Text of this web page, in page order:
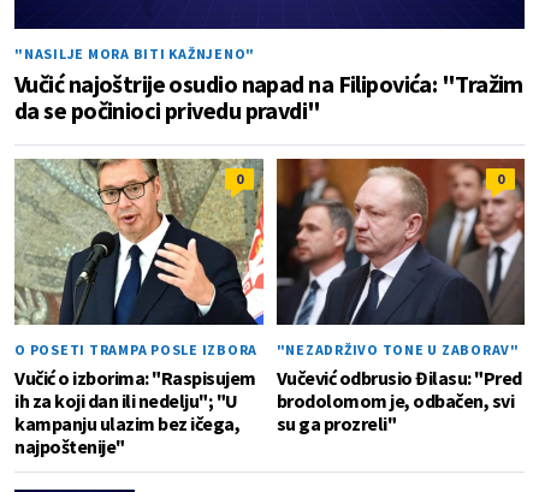
"NASILJE MORA BITI KAŽNJENO"
Vučić najoštrije osudio napad na Filipovića: "Tražim
da se počinioci privedu pravdi"
0
O POSETI TRAMPA POSLE IZBORA
Vučić o izborima: "Raspisujem
ih za koji dan ili nedelju"; "U
kampanju ulazim bez ičega,
najpoštenije"
0
"NEZADRŽIVO TONE U ZABORAV"
Vučević odbrusio Đilasu: "Pred
brodolomom je, odbačen, svi
su ga prozreli"